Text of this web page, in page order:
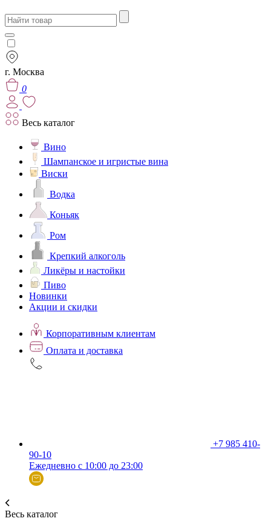
г. Москва
0
Весь каталог
Вино
Шампанское и игристые вина
Виски
Водка
Коньяк
Ром
Крепкий алкоголь
Ликёры и настойки
Пиво
Новинки
Акции и скидки
Корпоративным клиентам
Оплата и доставка
+7 985 410-
90-10
Ежедневно с 10:00 до 23:00
Весь каталог